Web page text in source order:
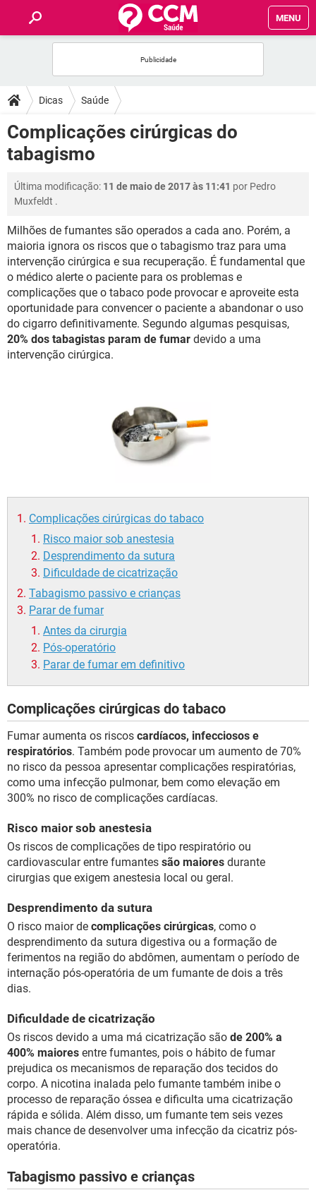
MENU
FÓRUM
SAÚDE
FAMÍLIA
NUTRIÇÃO
BEM-ESTAR
SEXUALIDADE
GLOSSÁRIO
Dicas Saúde
Complicações cirúrgicas do
tabagismo
Última modificação: 11 de maio de 2017 às 11:41 por Pedro
Muxfeldt .
Milhões de fumantes são operados a cada ano. Porém, a
maioria ignora os riscos que o tabagismo traz para uma
intervenção cirúrgica e sua recuperação. É fundamental que
o médico alerte o paciente para os problemas e
complicações que o tabaco pode provocar e aproveite esta
oportunidade para convencer o paciente a abandonar o uso
do cigarro definitivamente. Segundo algumas pesquisas,
20% dos tabagistas param de fumar devido a uma
intervenção cirúrgica.
Complicações cirúrgicas do tabaco
Risco maior sob anestesia
Desprendimento da sutura
Dificuldade de cicatrização
Tabagismo passivo e crianças
Parar de fumar
Antes da cirurgia
Pós-operatório
Parar de fumar em definitivo
Complicações cirúrgicas do tabaco
Fumar aumenta os riscos cardíacos, infecciosos e
respiratórios. Também pode provocar um aumento de 70%
no risco da pessoa apresentar complicações respiratórias,
como uma infecção pulmonar, bem como elevação em
300% no risco de complicações cardíacas.
Risco maior sob anestesia
Os riscos de complicações de tipo respiratório ou
cardiovascular entre fumantes são maiores durante
cirurgias que exigem anestesia local ou geral.
Desprendimento da sutura
O risco maior de complicações cirúrgicas, como o
desprendimento da sutura digestiva ou a formação de
ferimentos na região do abdômen, aumentam o período de
internação pós-operatória de um fumante de dois a três
dias.
Dificuldade de cicatrização
Os riscos devido a uma má cicatrização são de 200% a
400% maiores entre fumantes, pois o hábito de fumar
prejudica os mecanismos de reparação dos tecidos do
corpo. A nicotina inalada pelo fumante também inibe o
processo de reparação óssea e dificulta uma cicatrização
rápida e sólida. Além disso, um fumante tem seis vezes
mais chance de desenvolver uma infecção da cicatriz pós-
operatória.
Tabagismo passivo e crianças